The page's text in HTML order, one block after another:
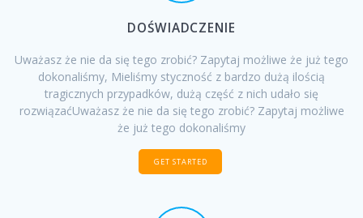
DOŚWIADCZENIE
Uważasz że nie da się tego zrobić? Zapytaj możliwe że już tego
dokonaliśmy, Mieliśmy styczność z bardzo dużą ilością
tragicznych przypadków, dużą część z nich udało się
rozwiązaćUważasz że nie da się tego zrobić? Zapytaj możliwe
że już tego dokonaliśmy
GET STARTED